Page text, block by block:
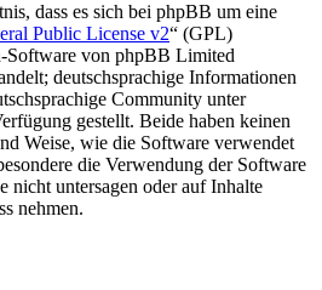
dass es sich bei phpBB um eine
Public License v2“ (GPL)
Software von phpBB Limited
deutschsprachige Informationen
Community unter
gestellt. Beide haben keinen
Weise, wie die Software verwendet
die Verwendung der Software
nicht untersagen oder auf Inhalte
nehmen.